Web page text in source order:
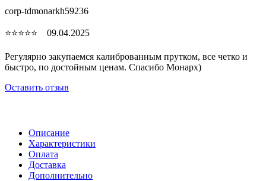
corp-tdmonarkh59236
⭐⭐⭐⭐⭐ 09.04.2025
Регулярно закупаемся калиброванным прутком, все четко и
быстро, по достойным ценам. Спасибо Монарх)
Оставить отзыв
Описание
Характеристики
Оплата
Доставка
Дополнительно